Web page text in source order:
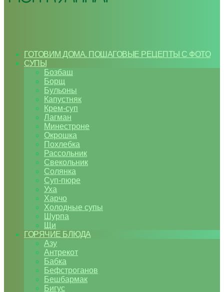
ГОТОВИМ ДОМА. ПОШАГОВЫЕ РЕЦЕПТЫ С ФОТО
СУПЫ
Бозбаш
Борщ
Бульоны
Капустняк
Крем-суп
Лагман
Минестроне
Окрошка
Похлебка
Рассольник
Свекольник
Солянка
Суп-пюре
Уха
Харчо
Холодные супы
Шурпа
Щи
ГОРЯЧИЕ БЛЮДА
Азу
Антрекот
Бабка
Бефстроганов
Бешбармак
Бигус